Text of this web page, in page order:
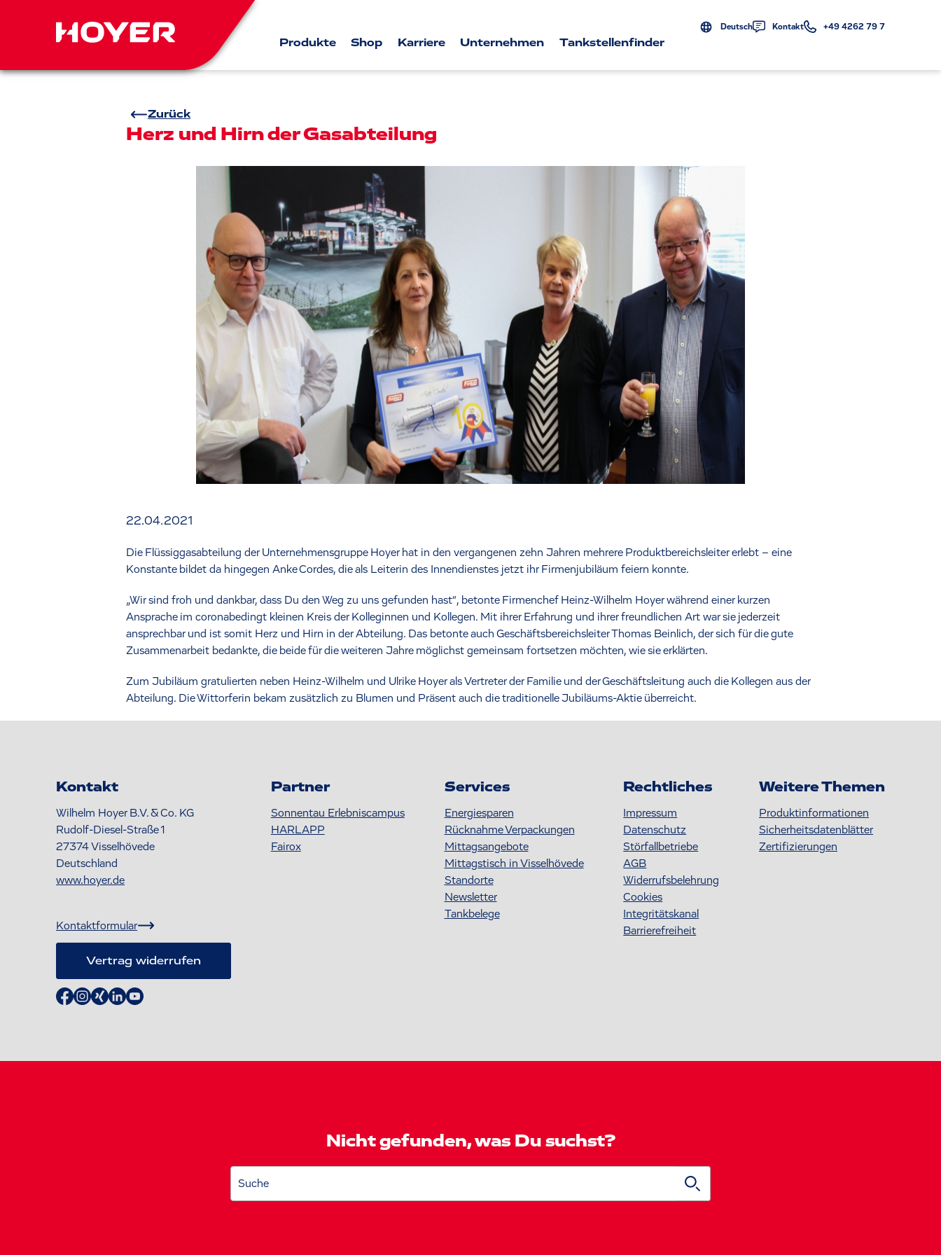
Deutsch Kontakt +49 4262 79 7
Produkte Shop Karriere Unternehmen Tankstellenfinder
Zurück
Herz und Hirn der Gasabteilung
22.04.2021
Die Flüssiggasabteilung der Unternehmensgruppe Hoyer hat in den vergangenen zehn Jahren mehrere Produktbereichsleiter erlebt – eine
Konstante bildet da hingegen Anke Cordes, die als Leiterin des Innendienstes jetzt ihr Firmenjubiläum feiern konnte.
„Wir sind froh und dankbar, dass Du den Weg zu uns gefunden hast“, betonte Firmenchef Heinz-Wilhelm Hoyer während einer kurzen
Ansprache im coronabedingt kleinen Kreis der Kolleginnen und Kollegen. Mit ihrer Erfahrung und ihrer freundlichen Art war sie jederzeit
ansprechbar und ist somit Herz und Hirn in der Abteilung. Das betonte auch Geschäftsbereichsleiter Thomas Beinlich, der sich für die gute
Zusammenarbeit bedankte, die beide für die weiteren Jahre möglichst gemeinsam fortsetzen möchten, wie sie erklärten.
Zum Jubiläum gratulierten neben Heinz-Wilhelm und Ulrike Hoyer als Vertreter der Familie und der Geschäftsleitung auch die Kollegen aus der
Abteilung. Die Wittorferin bekam zusätzlich zu Blumen und Präsent auch die traditionelle Jubiläums-Aktie überreicht.
Kontakt
Wilhelm Hoyer B.V. & Co. KG
Rudolf-Diesel-Straße 1
27374Visselhövede
Deutschland
www.hoyer.de
Kontaktformular
Vertrag widerrufen
Partner
Sonnentau Erlebniscampus
HARLAPP
Fairox
Services
Energiesparen
Rücknahme Verpackungen
Mittagsangebote
Mittagstisch in Visselhövede
Standorte
Newsletter
Tankbelege
Rechtliches
Impressum
Datenschutz
Störfallbetriebe
AGB
Widerrufsbelehrung
Cookies
Integritätskanal
Barrierefreiheit
Weitere Themen
Produktinformationen
S icherheitsdatenblätter
Zertifizierungen
Nicht gefunden, was Du suchst?
Suche